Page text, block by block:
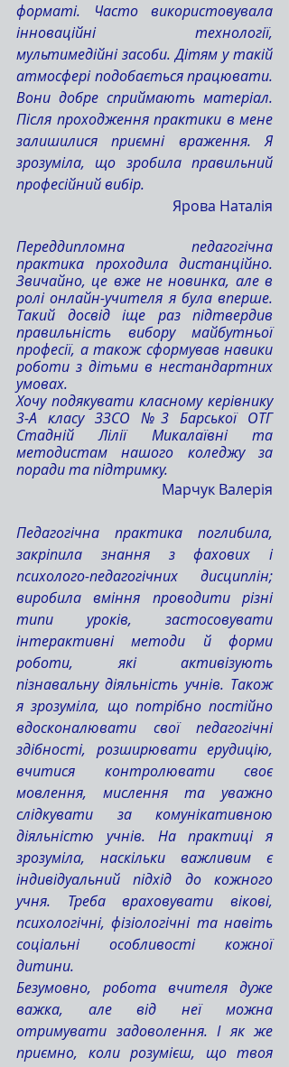
форматі. Часто використовувала
інноваційні технології,
мультимедійні засоби. Дітям у такій
атмосфері подобається працювати.
Вони добре сприймають матеріал.
Після проходження практики в мене
залишилися приємні враження. Я
зрозуміла, що зробила правильний
професійний вибір.
Ярова Наталія
Переддипломна педагогічна
практика проходила дистанційно.
Звичайно, це вже не новинка, але в
ролі онлайн-учителя я була вперше.
Такий досвід іще раз підтвердив
правильність вибору майбутньої
професії, а також сформував навики
роботи з дітьми в нестандартних
умовах.
Хочу подякувати класному керівнику
3-А класу ЗЗСО №3 Барської ОТГ
Стадній Лілії Микалаївні та
методистам нашого коледжу за
поради та підтримку.
Марчук Валерія
Педагогічна практика поглибила,
закріпила знання з фахових і
психолого-педагогічних дисциплін;
виробила вміння проводити різні
типи уроків, застосовувати
інтерактивні методи й форми
роботи, які активізують
пізнавальну діяльність учнів. Також
я зрозуміла, що потрібно постійно
вдосконалювати свої педагогічні
здібності, розширювати ерудицію,
вчитися контролювати своє
мовлення, мислення та уважно
слідкувати за комунікативною
діяльністю учнів. На практиці я
зрозуміла, наскільки важливим є
індивідуальний підхід до кожного
учня. Треба враховувати вікові,
психологічні, фізіологічні та навіть
соціальні особливості кожної
дитини.
Безумовно, робота вчителя дуже
важка, але від неї можна
отримувати задоволення. І як же
приємно, коли розумієш, що твоя